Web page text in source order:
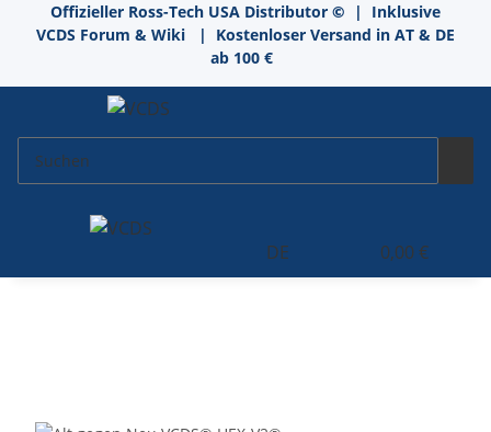
Offizieller Ross-Tech USA Distributor © | Inklusive
VCDS Forum & Wiki
| Kostenloser Versand in AT & DE
ab 100 €
DE 0,00 €